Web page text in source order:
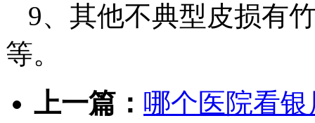
9、其他不典型皮损有
等。
上一篇： 哪个医院看